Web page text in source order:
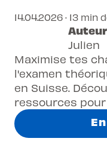
Maximise tes
l'examen
en Suisse.
ressources
14.04.2026 · 13 min
Auteur
Julien